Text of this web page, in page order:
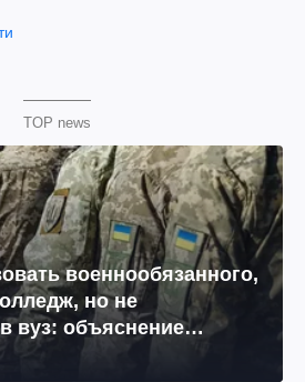
TOP news
военнообязанного,
но не
вуз: объяснение